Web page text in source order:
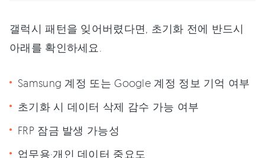
갤럭시 패턴을 잊어버렸다면, 초기화 전에 반드시
아래를 확인하세요.
Samsung 계정 또는 Google 계정 정보 기억 여부
초기화 시 데이터 삭제 감수 가능 여부
FRP 잠금 발생 가능성
업무용·개인 데이터 중요도